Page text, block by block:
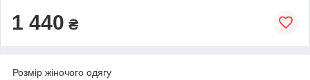
1 440 ₴
Розмір жіночого одягу